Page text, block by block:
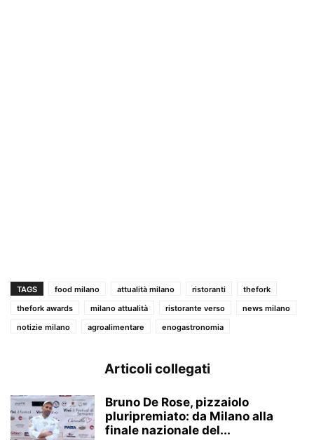
TAGS food milano attualità milano ristoranti
thefork
thefork awards
milano attualità ristorante verso
news milano
notizie milano
agroalimentare enogastronomia
Articoli collegati
Bruno De Rose, pizzaiolo
pluripremiato: da Milano alla
finale nazionale del...